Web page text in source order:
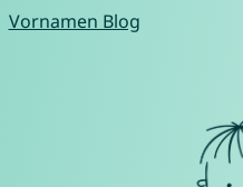
Vornamen Blog